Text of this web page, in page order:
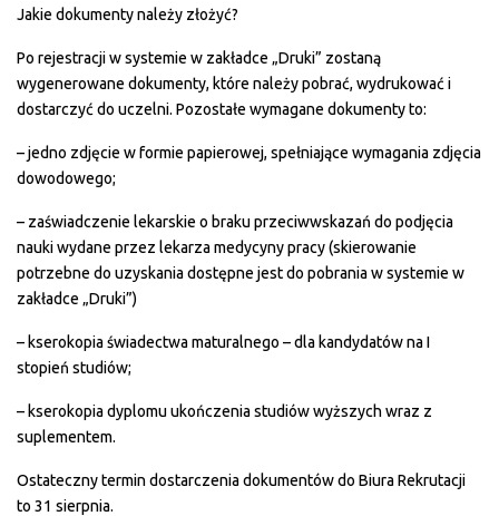
Jakie dokumenty należy złożyć?
Po rejestracji w systemie w zakładce „Druki” zostaną
wygenerowane dokumenty, które należy pobrać, wydrukować i
dostarczyć do uczelni. Pozostałe wymagane dokumenty to:
– jedno zdjęcie w formie papierowej, spełniające wymagania zdjęcia
dowodowego;
– zaświadczenie lekarskie o braku przeciwwskazań do podjęcia
nauki wydane przez lekarza medycyny pracy (skierowanie
potrzebne do uzyskania dostępne jest do pobrania w systemie w
zakładce „Druki”)
– kserokopia świadectwa maturalnego – dla kandydatów na I
stopień studiów;
– kserokopia dyplomu ukończenia studiów wyższych wraz z
suplementem.
Ostateczny termin dostarczenia dokumentów do Biura Rekrutacji
to 31 sierpnia.